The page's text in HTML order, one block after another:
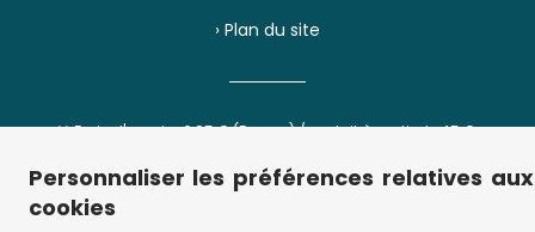
› Plan du site
** Frais d'envoi = 6,95 € (France) / gratuit à partir de 45 €.
qualité à bon prix.
© Fou-de-puzzle.com 2011 - 2026
Personnaliser les préférences relatives aux
cookies